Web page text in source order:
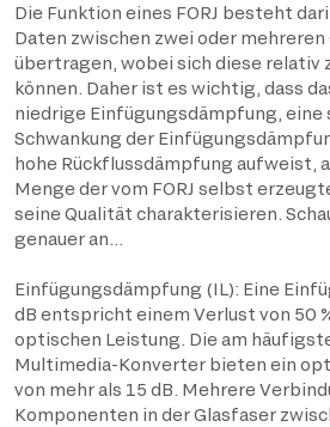
Die Funktion eines FORJ besteht
Daten zwischen zwei oder mehreren
übertragen, wobei sich diese relativ
können. Daher ist es wichtig, dass
niedrige Einfügungsdämpfung, eine
Schwankung der
hohe Rückflussdämpfung aufweist,
Menge der vom FORJ selbst
seine Qualität charakterisieren.
genauer an…
Einfügungsdämpfung (IL): Eine
dB entspricht einem Verlust von 50
optischen Leistung. Die am
Multimedia-Konverter bieten ein
von mehr als 15 dB. Mehrere
Komponenten in der Glasfaser